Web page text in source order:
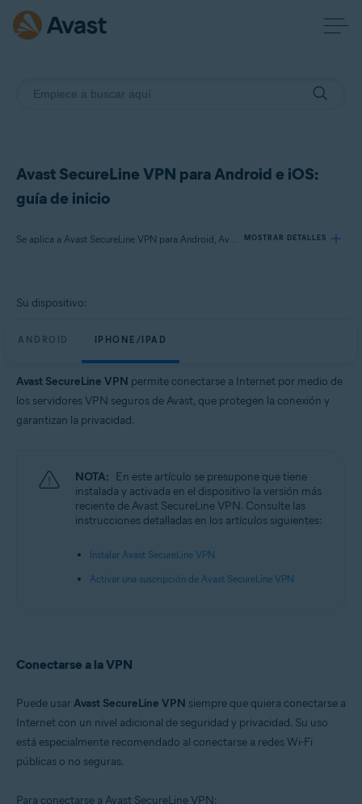
Avast SecureLine VPN para Android e iOS:
guía de inicio
Se aplica a Avast SecureLine VPN para Android, Avast SecureLine VPN para iOS MOSTRAR DETALLES
Productos:
Avast SecureLine VPN 6.x para iOS
Apple iOS 14.0 o posterior
Su dispositivo:
ANDROID IPHONE/IPAD
Avast SecureLine VPN permite conectarse a Internet por medio de
los servidores VPN seguros de Avast, que protegen la conexión y
garantizan la privacidad.
NOTA: En este artículo se presupone que tiene
instalada y activada en el dispositivo la versión más
reciente de Avast SecureLine VPN. Consulte las
instrucciones detalladas en los artículos siguientes:
Instalar Avast SecureLine VPN
Activar una suscripción de Avast SecureLine VPN
Conectarse a la VPN
Puede usarAvast SecureLine VPN siempre que quiera conectarse a
Internet con un nivel adicional de seguridad y privacidad. Su uso
está especialmente recomendado al conectarse a redes Wi-Fi
públicas o no seguras.
Para conectarse a Avast SecureLine VPN: